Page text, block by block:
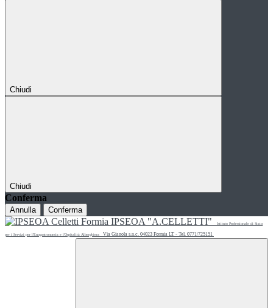
Chiudi
Chiudi
Conferma
Annulla Conferma
IPSEOA "A.CELLETTI" Istituto Professionale di Stato
per i Servizi per l'Enogastronomia e l'Ospitalità Alberghiera Via Gianola s.n.c. 04023 Formia LT - Tel. 0771/725151